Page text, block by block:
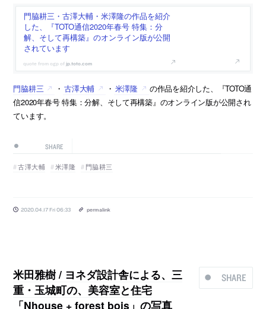
門脇耕三・古澤大輔・米澤隆の作品を紹介
した、『TOTO通信2020年春号 特集：分
解、そして再構築』のオンライン版が公開
されています
jp.toto.com
門脇耕三 ・ 古澤大輔 ・ 米澤隆
の作品を紹介した、『TOTO通
信2020年春号 特集：分解、そして再構築』のオンライン版が公開され
ています。
SHARE
古澤大輔 米澤隆 門脇耕三
2020.04.17 Fri 06:33 permalink
SHARE
米田雅樹 / ヨネダ設計舎による、三
重・玉城町の、美容室と住宅
「Nhouse + forest bois」の写真